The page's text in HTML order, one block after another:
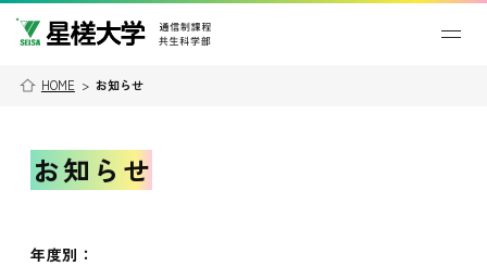
HOME > お知らせ
お知らせ
年度別 ：